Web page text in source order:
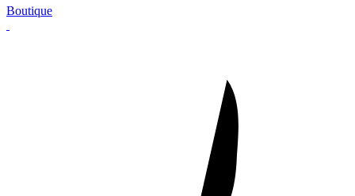
Boutique